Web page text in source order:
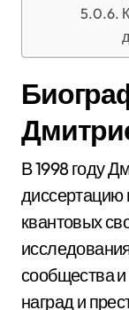
В 1998 году
диссертацию
квантовых
сообщества
наград и